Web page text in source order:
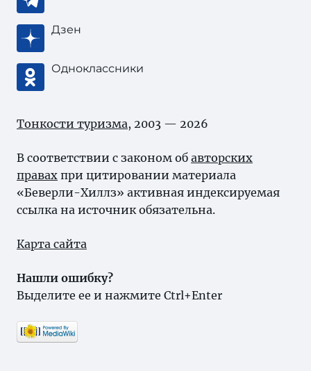
Дзен
Одноклассники
Тонкости туризма, 2003 — 2026
В соответствии с законом об авторских
правах при цитировании материала
«Беверли-Хиллз» активная индексируемая
ссылка на источник обязательна.
Карта сайта
Нашли ошибку?
Выделите ее и нажмите Ctrl+Enter